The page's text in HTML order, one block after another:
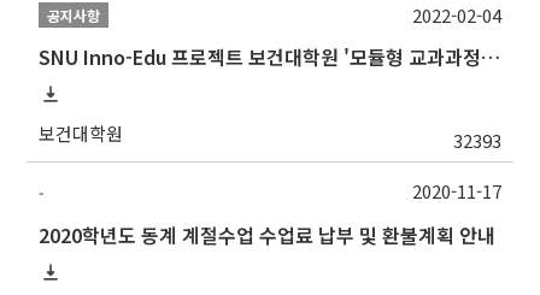
공지사항
SNU Inno-Edu 프로젝트 보건대학원 '모듈형 교과과정' 안내(revised 2022/2/28)
보건대학원 32393
2022-02-04
-
2020학년도 동계 계절수업 수업료 납부 및 환불계획 안내
2020-11-17